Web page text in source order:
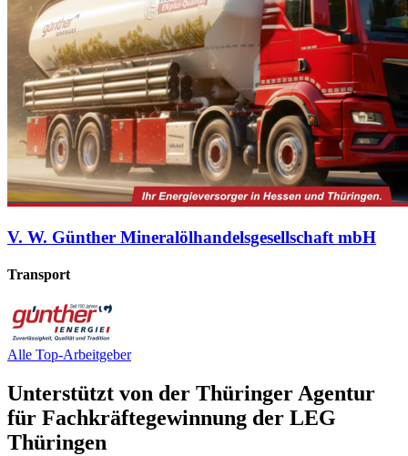
V. W. Günther Mineralölhandelsgesellschaft mbH
Transport
Alle Top-Arbeitgeber
Unterstützt von der Thüringer Agentur
für Fachkräftegewinnung der LEG
Thüringen